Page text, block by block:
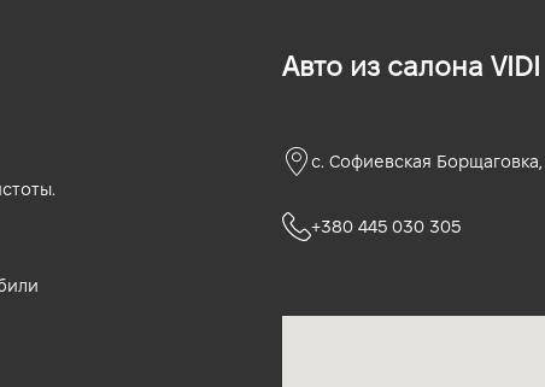
Авто из салона VIDI
с. Софиевская
+380 445 030 305